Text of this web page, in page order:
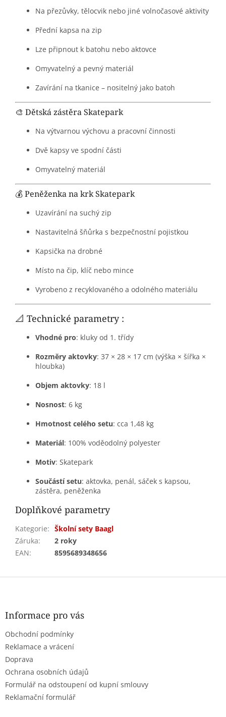
Na přezůvky, tělocvik nebo jiné volnočasové aktivity
Přední kapsa na zip
Lze připnout k batohu nebo aktovce
Omyvatelný a pevný materiál
Zavírání na tkanice – nositelný jako batoh
🎨 Dětská zástěra Skatepark
Na výtvarnou výchovu a pracovní činnosti
Dvě kapsy ve spodní části
Omyvatelný materiál
💰 Peněženka na krk Skatepark
Uzavírání na suchý zip
Nastavitelná šňůrka s bezpečnostní pojistkou
Kapsička na drobné
Místo na čip, klíč nebo mince
Vyrobeno z recyklovaného a odolného materiálu
📐 Technické parametry :
Vhodné pro: kluky od 1. třídy
Rozměry aktovky: 37 × 28 × 17 cm (výška × šířka ×
hloubka)
Objem aktovky: 18 l
Nosnost: 6 kg
Hmotnost celého setu: cca 1,48 kg
Materiál: 100% voděodolný polyester
Motiv: Skatepark
Součástí setu: aktovka, penál, sáček s kapsou,
zástěra, peněženka
Doplňkové parametry
Kategorie: Školní sety Baagl
Záruka:
2 roky
EAN: 8595689348656
Z
Informace pro vás
Obchodní podmínky
Reklamace a vrácení
Doprava
Ochrana osobních údajů
Formulář na odstoupení od kupní smlouvy
Reklamační formulář